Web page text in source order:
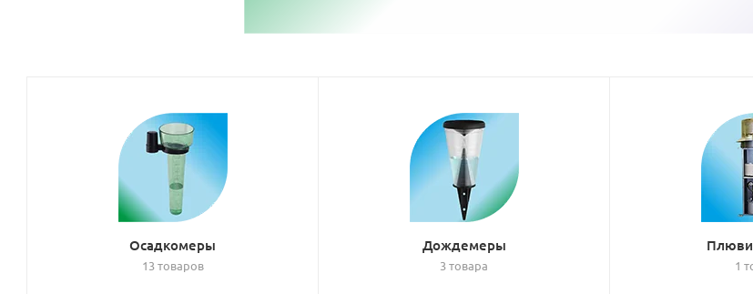
Осадкомеры
13 товаров
Дождемеры
3 товара 1